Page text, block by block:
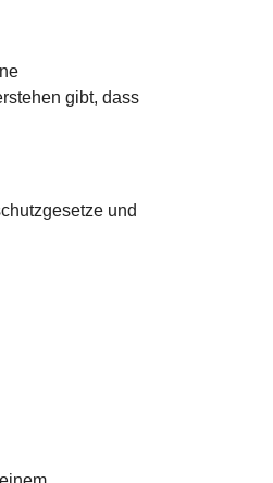
gibt, dass
und